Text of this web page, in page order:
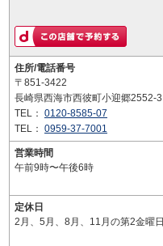
住所/電話番号
〒851-3422
長崎県西海市西彼町小迎郷2552-3
TEL： 0120-8585-07
TEL： 0959-37-7001
営業時間
午前9時〜午後6時
定休日
2月、5月、8月、11月の第2金曜日